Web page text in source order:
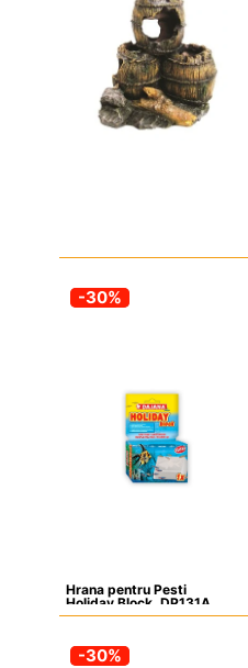
-30%
Hrana pentru Pesti
Holiday Block, DP131A
-30%